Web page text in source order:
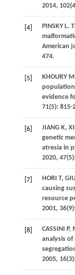
2014, 102
[4] PINSKY L.
American
474.
[5] KHOURY M
population
evidence
71(5): 815-
[6] JIANG K,
genetic
atresia in
2020, 47
[7] HORI T,
causing
resource
2001, 36
[8] CASSINI P,
analysis of
2005, 16